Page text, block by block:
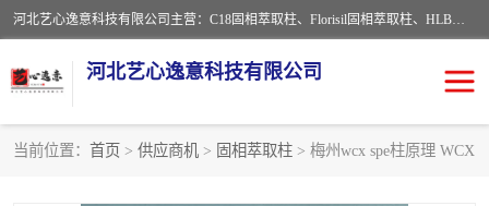
河北艺心逸意科技有限公司主营：C18固相萃取柱、Florisil固相萃取柱、HLB固相萃取柱、MCX固相萃取柱、QuEChERS、固相萃取空柱、针式过滤器 、固相萃取柱、黄曲霉毒素亲和柱。全国咨询热线：18630105913。河北艺心逸意科技有限公司接受来样定做，我们秉承着“顾客至上，锐意进取”的经营理念，坚持客户至上的原则为广大客户提供优质的服务，欢迎广大客户惠顾！免费咨询！
河北艺心逸意科技有限公司
当前位置： 首页 > 供应商机 > 固相萃取柱 > 梅州wcx spe柱原理 WCX